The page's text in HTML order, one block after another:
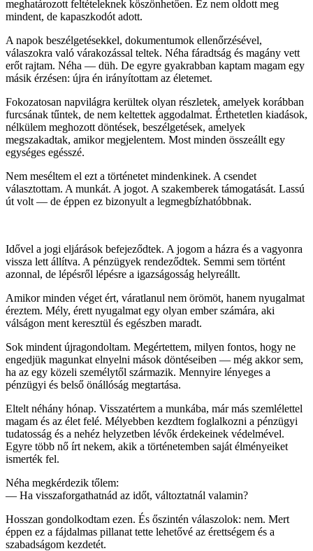
meghatározott feltételeknek köszönhetően. Ez nem oldott meg
mindent, de kapaszkodót adott.
A napok beszélgetésekkel, dokumentumok ellenőrzésével,
válaszokra való várakozással teltek. Néha fáradtság és magány vett
erőt rajtam. Néha — düh. De egyre gyakrabban kaptam magam egy
másik érzésen: újra én irányítottam az életemet.
Fokozatosan napvilágra kerültek olyan részletek, amelyek korábban
furcsának tűntek, de nem keltettek aggodalmat. Érthetetlen kiadások,
nélkülem meghozott döntések, beszélgetések, amelyek
megszakadtak, amikor megjelentem. Most minden összeállt egy
egységes egésszé.
Nem meséltem el ezt a történetet mindenkinek. A csendet
választottam. A munkát. A jogot. A szakemberek támogatását. Lassú
út volt — de éppen ez bizonyult a legmegbízhatóbbnak.
Idővel a jogi eljárások befejeződtek. A jogom a házra és a vagyonra
vissza lett állítva. A pénzügyek rendeződtek. Semmi sem történt
azonnal, de lépésről lépésre a igazságosság helyreállt.
Amikor minden véget ért, váratlanul nem örömöt, hanem nyugalmat
éreztem. Mély, érett nyugalmat egy olyan ember számára, aki
válságon ment keresztül és egészben maradt.
Sok mindent újragondoltam. Megértettem, milyen fontos, hogy ne
engedjük magunkat elnyelni mások döntéseiben — még akkor sem,
ha az egy közeli személytől származik. Mennyire lényeges a
pénzügyi és belső önállóság megtartása.
Eltelt néhány hónap. Visszatértem a munkába, már más szemlélettel
magam és az élet felé. Mélyebben kezdtem foglalkozni a pénzügyi
tudatosság és a nehéz helyzetben lévők érdekeinek védelmével.
Egyre több nő írt nekem, akik a történetemben saját élményeiket
ismerték fel.
Néha megkérdezik tőlem:
— Ha visszaforgathatnád az időt, változtatnál valamin?
Hosszan gondolkodtam ezen. És őszintén válaszolok: nem. Mert
éppen ez a fájdalmas pillanat tette lehetővé az érettségem és a
szabadságom kezdetét.